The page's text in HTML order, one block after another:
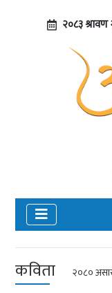
२०८३
कविता २०८०